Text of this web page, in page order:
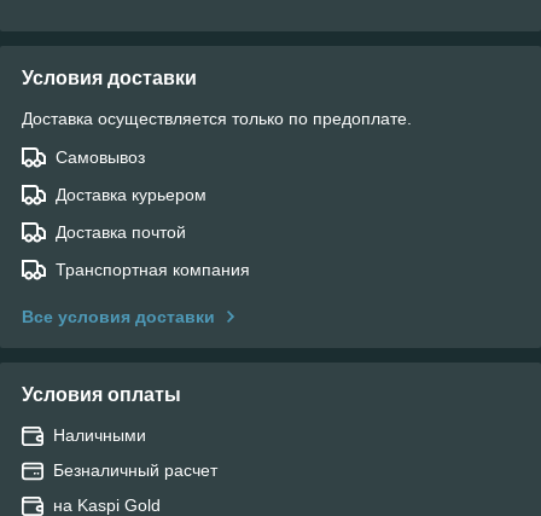
Условия доставки
Доставка осуществляется только по предоплате.
Самовывоз
Доставка курьером
Доставка почтой
Транспортная компания
Все условия доставки
Условия оплаты
Наличными
Безналичный расчет
на Kaspi Gold